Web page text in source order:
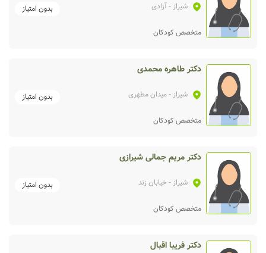
شیراز - آزادی بدون امتیاز
متخصص کودکان
دکتر طاهره محمدی
شیراز - میدان مطهری بدون امتیاز
متخصص کودکان
دکتر مریم جمالی شیرازی
شیراز - خیابان زند بدون امتیاز
متخصص کودکان
دکتر فریبا اقبال